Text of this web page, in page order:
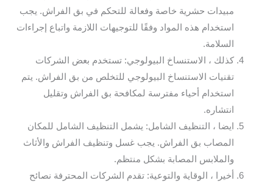
مبيدات حشرية خاصة وفعالة للتحكم في بق الفراش. يجب
استخدام هذه المواد وفقًا للتوجيهات اللازمة واتباع إجراءات
السلامة.
كذلك ، الاستنساخ البيولوجي: تستخدم بعض الشركات
تقنيات الاستنساخ البيولوجي للتخلص من بق الفراش. يتم
استخدام أحياء مفترسة لمكافحة بق الفراش وتقليل
انتشاره.
ايضا ، التنظيف الشامل: يشمل التنظيف الشامل للمكان
المصاب بق الفراش. يجب غسل وتنظيف الفراش والأثاث
والملابس المصابة بشكل منتظم.
أخيرا ، الوقاية والتوعية: تقدم الشركات المحترفة نصائح